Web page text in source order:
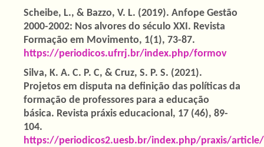
Scheibe, L., & Bazzo, V. L. (2019). Anfope Gestão
2000-2002: Nos alvores do século XXI. Revista
Formação em Movimento, 1(1), 73-87.
https://periodicos.ufrrj.br/index.php/formov
Silva, K. A. C. P. C, & Cruz, S. P. S. (2021).
Projetos em disputa na definição das políticas da
formação de professores para a educação
básica. Revista práxis educacional, 17 (46), 89-
104.
https://periodicos2.uesb.br/index.php/praxis/